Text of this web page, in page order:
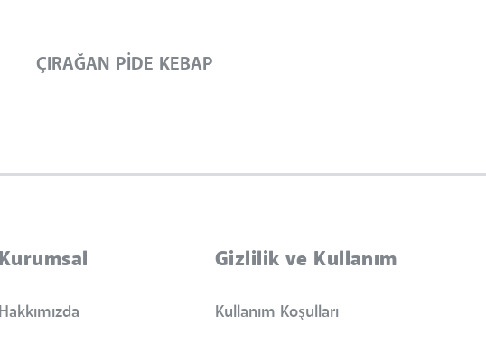
ÇIRAĞAN PİDE KEBAP
Kurumsal
Hakkımızda
Gizlilik ve Kullanım
Kullanım Koşulları